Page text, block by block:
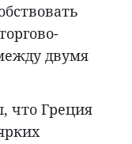
двумя
что Греция